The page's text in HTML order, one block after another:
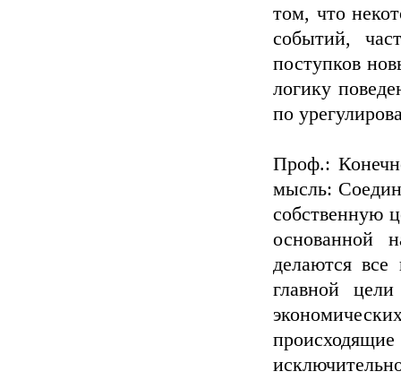
том, что
событий,
поступков
логику
по
Проф.:
мысль:
собственную
основанной
делаются все
главной